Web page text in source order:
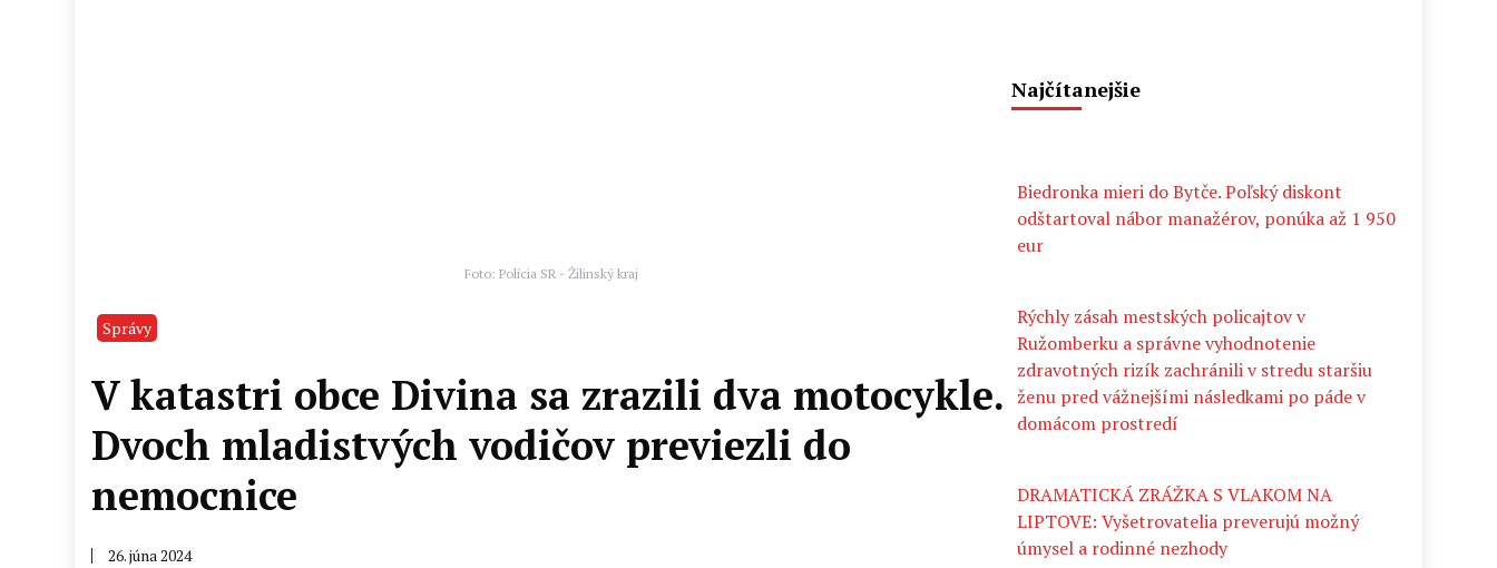
Foto: Polícia SR - Žilinský kraj
Správy
V katastri obce Divina sa zrazili dva motocykle.
Dvoch mladistvých vodičov previezli do
nemocnice
26. júna 2024
Najčítanejšie
Biedronka mieri do Bytče. Poľský diskont
odštartoval nábor manažérov, ponúka až 1 950
eur
Rýchly zásah mestských policajtov v
Ružomberku a správne vyhodnotenie
zdravotných rizík zachránili v stredu staršiu
ženu pred vážnejšími následkami po páde v
domácom prostredí
DRAMATICKÁ ZRÁŽKA S VLAKOM NA
LIPTOVE: Vyšetrovatelia preverujú možný
úmysel a rodinné nezhody